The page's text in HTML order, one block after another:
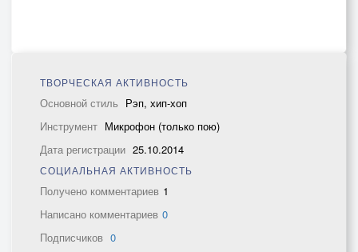
ТВОРЧЕСКАЯ АКТИВНОСТЬ
Основной стиль Рэп, хип-хоп
Инструмент Микрофон (только пою)
Дата регистрации 25.10.2014
СОЦИАЛЬНАЯ АКТИВНОСТЬ
Получено комментариев 1
Написано комментариев 0
Подписчиков 0